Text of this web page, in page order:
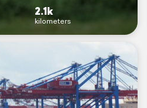
2.1k
kilometers